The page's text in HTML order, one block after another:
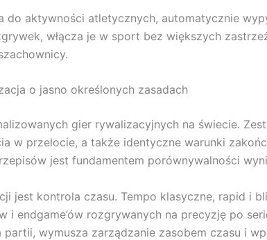
do aktywności atletycznych, automatycznie
włącza je w sport bez większych
o jasno określonych zasadach
gier rywalizacyjnych na świecie.
w przelocie, a także identyczne warunki
jest fundamentem porównywalności
jest kontrola czasu. Tempo klasyczne, rapid i
i endgame’ów rozgrywanych na precyzję po
wymusza zarządzanie zasobem czasu i